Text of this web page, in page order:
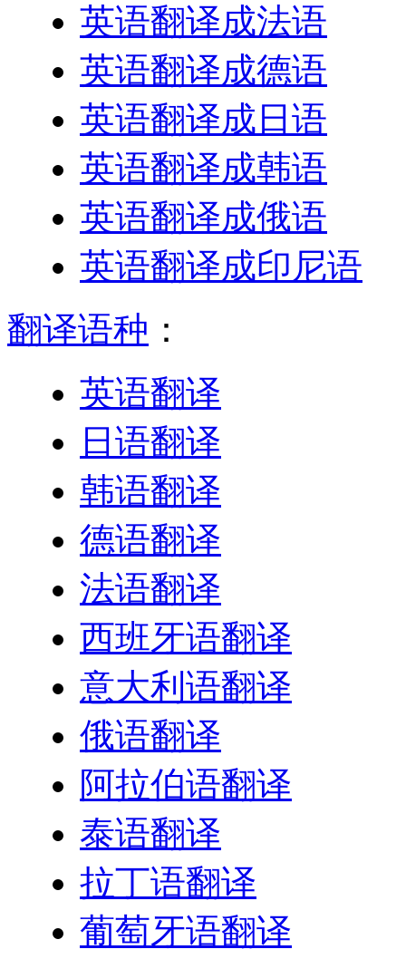
英语翻译成法语
英语翻译成德语
英语翻译成日语
英语翻译成韩语
英语翻译成俄语
英语翻译成印尼语
翻译语种 ：
英语翻译
日语翻译
韩语翻译
德语翻译
法语翻译
西班牙语翻译
意大利语翻译
俄语翻译
阿拉伯语翻译
泰语翻译
拉丁语翻译
葡萄牙语翻译